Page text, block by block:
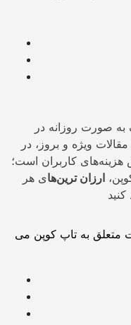
به صورت روزانه در
ویژه و بروز، در
کاربران است؛
ارزان ترین‌های هر
متعلق به تاپ کوپن می